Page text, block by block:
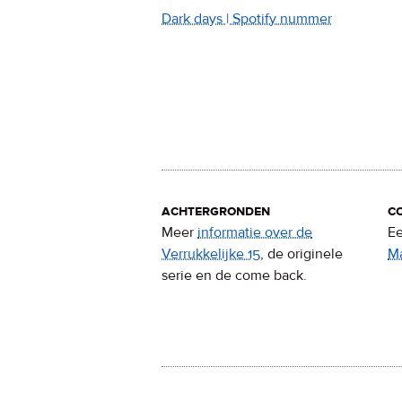
Dark days | Spotify nummer
achtergronden
Meer informatie over de
Verrukkelijke 15, de originele
serie en de come back.